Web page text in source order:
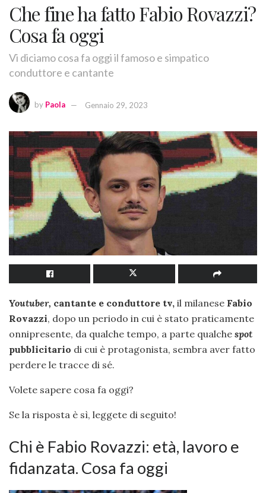
Che fine ha fatto Fabio Rovazzi?
Cosa fa oggi
Vi diciamo cosa fa oggi il famoso e simpatico
conduttore e cantante
by Paola Gennaio 29, 2023
Youtuber, cantante e conduttore tv, il milanese Fabio
Rovazzi, dopo un periodo in cui è stato praticamente
onnipresente, da qualche tempo, a parte qualche spot
pubblicitario di cui è protagonista, sembra aver fatto
perdere le tracce di sé.
Volete sapere cosa fa oggi?
Se la risposta è sì, leggete di seguito!
Chi è Fabio Rovazzi: età, lavoro e
fidanzata. Cosa fa oggi